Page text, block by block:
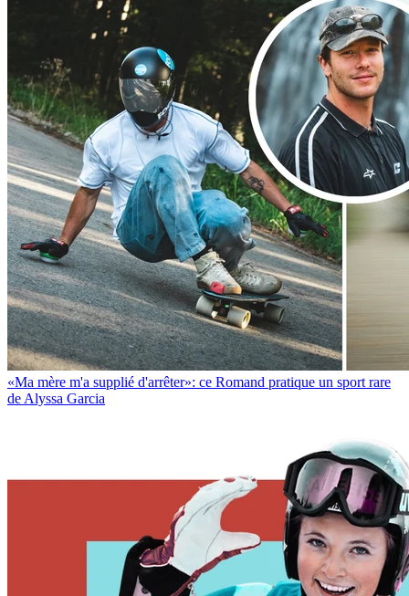
«Ma mère m'a supplié d'arrêter»: ce Romand pratique un sport rare
de Alyssa Garcia